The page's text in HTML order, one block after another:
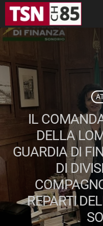
IL
DELLA
GUARDIA DI
DI
REPARTI